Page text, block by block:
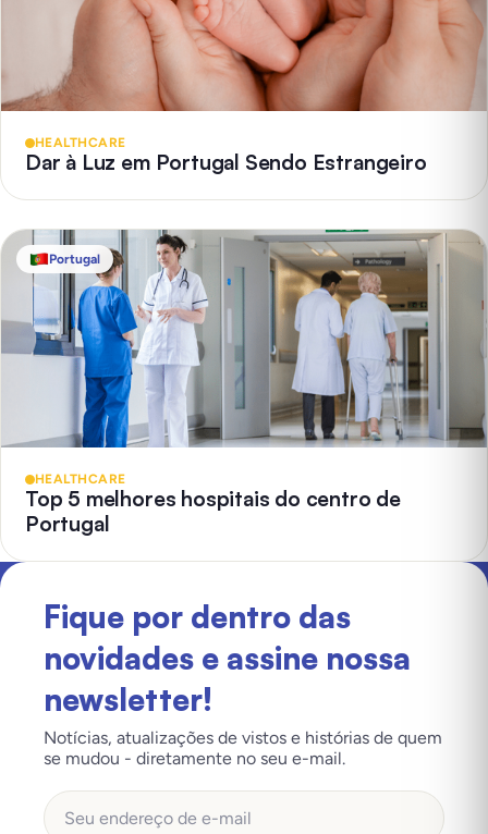
HEALTHCARE
Dar à Luz em Portugal Sendo Estrangeiro
Portugal
HEALTHCARE
Top 5 melhores hospitais do centro de
Portugal
Fique por dentro das
novidades e assine nossa
newsletter!
Notícias, atualizações de vistos e histórias de quem
se mudou - diretamente no seu e-mail.